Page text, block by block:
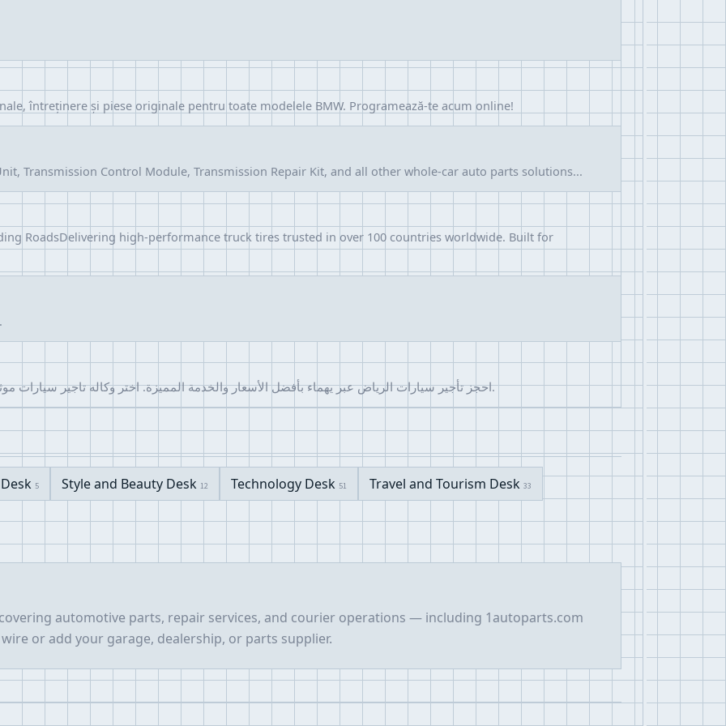
întreținere și piese originale pentru toate modelele BMW. Programează-te acum online!
Transmission Control Module, Transmission Repair Kit, and all other whole-car auto parts solutions...
RoadsDelivering high-performance truck tires trusted in over 100 countries worldwide. Built for
احجز تأجير سيارات الرياض عبر يهماء بأفضل الأسعار والخدمة المميزة. اختر وكاله تاجير سيارات موثوقة تضمن راحتك وأمان رحلتك بسهولة وسرعة.
5 Style and Beauty Desk 12 Technology Desk 51 Travel and Tourism Desk 33
automotive parts, repair services, and courier operations — including 1autoparts.com
or add your garage, dealership, or parts supplier.